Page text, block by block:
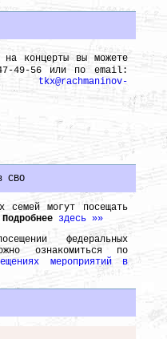
на концерты вы можете
49-56 или по email:
tkx@rachmaninov-
СВО
семей могут посещать
Подробнее здесь »»
федеральных
ознакомиться по
мероприятий в